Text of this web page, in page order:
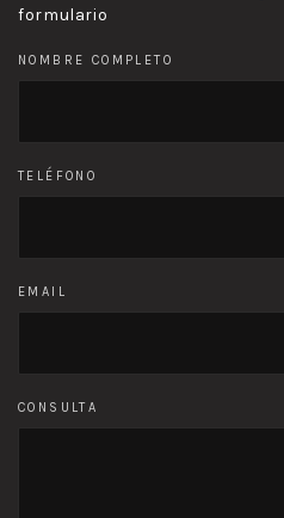
formulario
NOMBRE COMPLETO
TELÉFONO
EMAIL
CONSULTA